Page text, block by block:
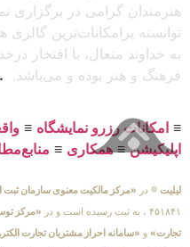
هنرمندان گرامی در برگزاری
توانسته پرامکانات‌ترین
به خداوند متعال، با افتخار
فرهنگ و هنر بوده و می‌باشد.
≡ امکانات رزرو نمایشگاه ≡
اپلیکیشن≡همکاری ≡
لیلیت ® در «مرکز مالکیت معنوی سازمان ثبت
۴۵۱۸۴۱ ، به ثبت رسیده است و در
«مرکز
تجارت» و «سامانه احراز مشتریان تجارت